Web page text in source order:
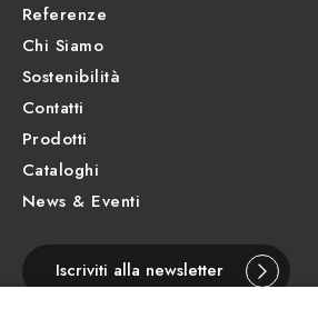
Referenze
Chi Siamo
Sostenibilità
Contatti
Prodotti
Cataloghi
News & Eventi
Iscriviti alla newsletter